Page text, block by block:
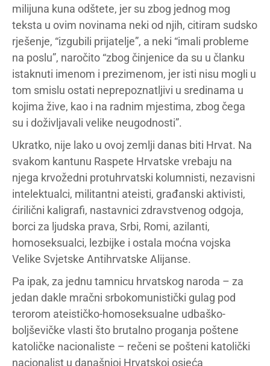
milijuna kuna odštete, jer su zbog jednog mog
teksta u ovim novinama neki od njih, citiram sudsko
rješenje, “izgubili prijatelje”, a neki “imali probleme
na poslu”, naročito “zbog činjenice da su u članku
istaknuti imenom i prezimenom, jer isti nisu mogli u
tom smislu ostati neprepoznatljivi u sredinama u
kojima žive, kao i na radnim mjestima, zbog čega
su i doživljavali velike neugodnosti”.
Ukratko, nije lako u ovoj zemlji danas biti Hrvat. Na
svakom kantunu Raspete Hrvatske vrebaju na
njega krvožedni protuhrvatski kolumnisti, nezavisni
intelektualci, militantni ateisti, građanski aktivisti,
ćirilični kaligrafi, nastavnici zdravstvenog odgoja,
borci za ljudska prava, Srbi, Romi, azilanti,
homoseksualci, lezbijke i ostala moćna vojska
Velike Svjetske Antihrvatske Alijanse.
Pa ipak, za jednu tamnicu hrvatskog naroda – za
jedan dakle mračni srbokomunistički gulag pod
terorom ateističko-homoseksualne udbaško-
boljševičke vlasti što brutalno proganja poštene
katoličke nacionaliste – rečeni se pošteni katolički
nacionalist u današnjoj Hrvatskoj osjeća